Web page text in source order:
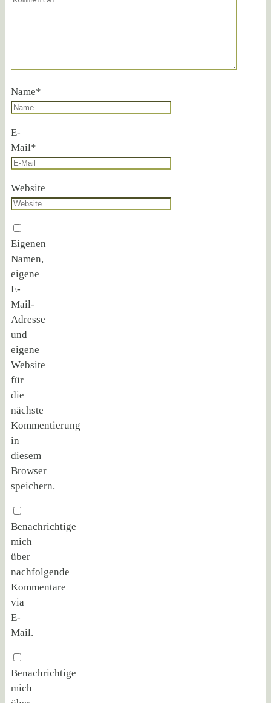
Name*
E-
Mail*
Website
Eigenen
Namen,
eigene
E-
Mail-
Adresse
und
eigene
Website
für
die
nächste
Kommentierung
in
diesem
Browser
speichern.
Benachrichtige
mich
über
nachfolgende
Kommentare
via
E-
Mail.
Benachrichtige
mich